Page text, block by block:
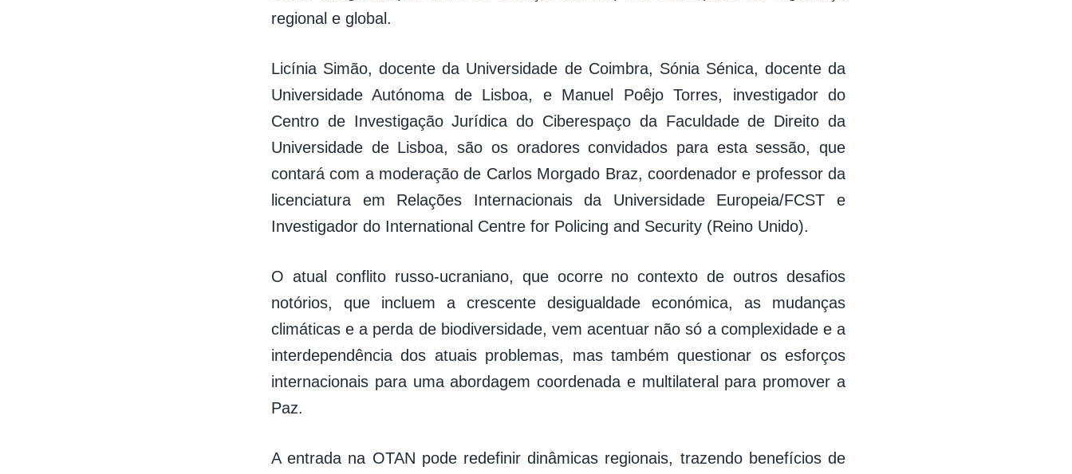
regional e global.
Licínia Simão, docente da Universidade de Coimbra, Sónia Sénica, docente da
Universidade Autónoma de Lisboa, e Manuel Poêjo Torres, investigador do
Centro de Investigação Jurídica do Ciberespaço da Faculdade de Direito da
Universidade de Lisboa, são os oradores convidados para esta sessão, que
contará com a moderação de Carlos Morgado Braz, coordenador e professor da
licenciatura em Relações Internacionais da Universidade Europeia/FCST e
Investigador do International Centre for Policing and Security (Reino Unido).
O atual conflito russo-ucraniano, que ocorre no contexto de outros desafios
notórios, que incluem a crescente desigualdade económica, as mudanças
climáticas e a perda de biodiversidade, vem acentuar não só a complexidade e a
interdependência dos atuais problemas, mas também questionar os esforços
internacionais para uma abordagem coordenada e multilateral para promover a
Paz.
A entrada na OTAN pode redefinir dinâmicas regionais, trazendo benefícios de